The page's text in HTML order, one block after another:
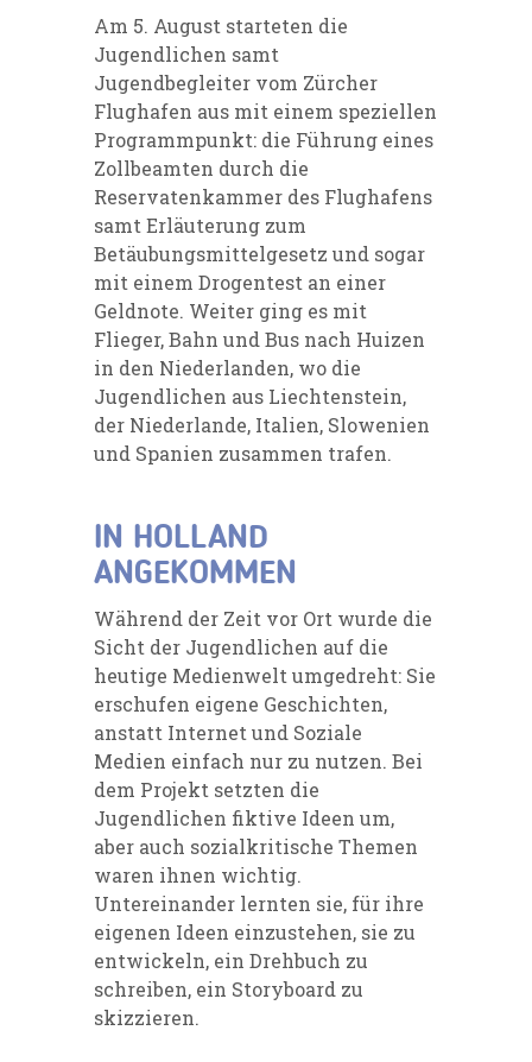
Am 5. August starteten die
Jugendlichen samt
Jugendbegleiter vom Zürcher
Flughafen aus mit einem speziellen
Programmpunkt: die Führung eines
Zollbeamten durch die
Reservatenkammer des Flughafens
samt Erläuterung zum
Betäubungsmittelgesetz und sogar
mit einem Drogentest an einer
Geldnote. Weiter ging es mit
Flieger, Bahn und Bus nach Huizen
in den Niederlanden, wo die
Jugendlichen aus Liechtenstein,
der Niederlande, Italien, Slowenien
und Spanien zusammen trafen.
IN HOLLAND
ANGEKOMMEN
Während der Zeit vor Ort wurde die
Sicht der Jugendlichen auf die
heutige Medienwelt umgedreht: Sie
erschufen eigene Geschichten,
anstatt Internet und Soziale
Medien einfach nur zu nutzen. Bei
dem Projekt setzten die
Jugendlichen fiktive Ideen um,
aber auch sozialkritische Themen
waren ihnen wichtig.
Untereinander lernten sie, für ihre
eigenen Ideen einzustehen, sie zu
entwickeln, ein Drehbuch zu
schreiben, ein Storyboard zu
skizzieren.